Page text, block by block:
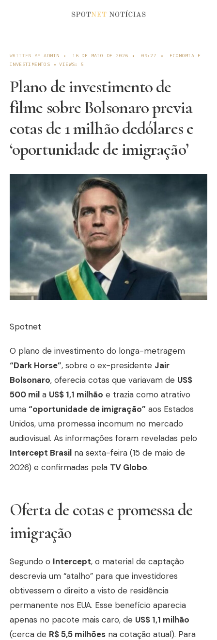
WRITTEN BYADMIN • 16 DE MAIO DE 2026 • 09:27 •
ECONOMIA E
INVESTIMENTOS
•VIEWS: 5
Plano de investimento de
filme sobre Bolsonaro previa
cotas de 1 milhão dedólares e
‘oportunidade de imigração’
Spotnet
O plano de investimento do longa-metragem
“Dark Horse”, sobre o ex-presidente Jair
Bolsonaro, oferecia cotas que variavam de US$
500 mil a US$ 1,1 milhão e trazia como atrativo
uma “oportunidade de imigração” aos Estados
Unidos, uma promessa incomum no mercado
audiovisual. As informações foram reveladas pelo
Intercept Brasil na sexta-feira (15 de maio de
2026) e confirmadas pela TV Globo.
Oferta de cotas e promessa de
imigração
Segundo o Intercept, o material de captação
descrevia um “atalho” para que investidores
obtivessem o direito a visto de residência
permanente nos EUA. Esse benefício aparecia
apenas no pacote mais caro, de US$ 1,1 milhão
(cerca de R$ 5,5 milhões na cotação atual). Para